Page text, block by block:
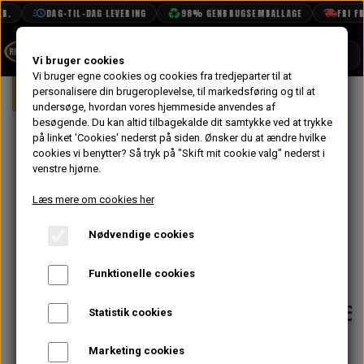
DAG-TIL-DAG LEVERING 98% GENBRUGSEMBALLAGE FRI
BOOK TID
PROJEKTER
TEKNISK DATA
VANDPOLERING
Forside Mini Karrosseri Bund
Yderpanel Højre
up/Stationcar
MK1/2 4.5"
Uoriginal - 4
504,00 kr.
Vi bruger cookies
Vi bruger egne cookies og cookies fra tredjeparter til at
personalisere din brugeroplevelse, til markedsføring og til at
undersøge, hvordan vores hjemmeside anvendes af
besøgende. Du kan altid tilbagekalde dit samtykke ved at trykke
på linket 'Cookies' nederst på siden. Ønsker du at ændre hvilke
cookies vi benytter? Så tryk på "Skift mit cookie valg" nederst i
venstre hjørne.
Læs mere om cookies her
Nødvendige cookies
Funktionelle cookies
Statistik cookies
Marketing cookies